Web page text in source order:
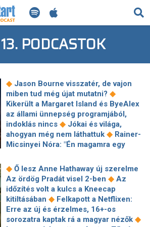
KERESÉS
PODCASTOK
◆ Jason Bourne visszatér, de vajon
miben tud még újat mutatni? ◆
Kikerült a Margaret Island és ByeAlex
az állami ünnepség programjából,
indoklás nincs ◆ Jókai és világa,
ahogyan még nem láthattuk ◆ Rainer-
Micsinyei Nóra: "Én magamra egy
ami akkora meglepetést tartogat a
végén, hogy percekig csak nézel
magad elé ◆ Netflix: Ez Most a 10
legnézettebb sorozat a világon, az 1.
helyezett lesöpörte a mezőnyt ◆
éve teljesen eltűnt, most
◆ Ő lesz Anne Hathaway új szerelme
Az ördög Pradát visel 2-ben ◆ Az
időzítés volt a kulcs a Kneecap
kitiltásában ◆ Felkapott a Netflixen:
Erre az új és érzelmes, 16+-os
sorozatra kaptak rá a magyar nézők ◆